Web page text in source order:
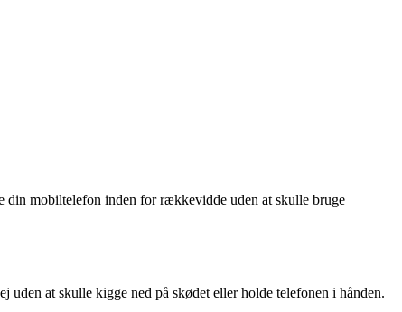
din mobiltelefon inden for rækkevidde uden at skulle bruge
at skulle kigge ned på skødet eller holde telefonen i hånden.